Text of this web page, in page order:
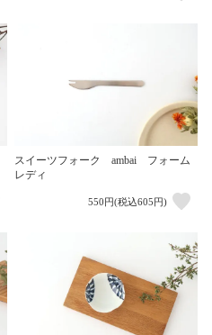
スイーツフォーク ambai フォーム
レディ
550円(税込605円)